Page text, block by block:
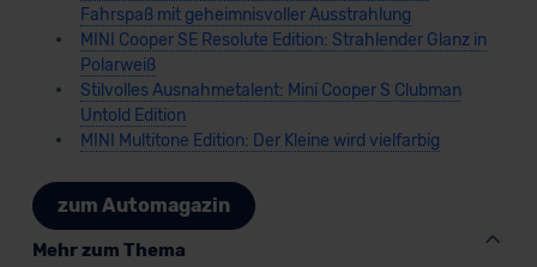
Fahrspaß mit geheimnisvoller Ausstrahlung
MINI Cooper SE Resolute Edition: Strahlender Glanz in
Polarweiß
Stilvolles Ausnahmetalent: Mini Cooper S Clubman
Untold Edition
MINI Multitone Edition: Der Kleine wird vielfarbig
zum Automagazin
Mehr zum Thema